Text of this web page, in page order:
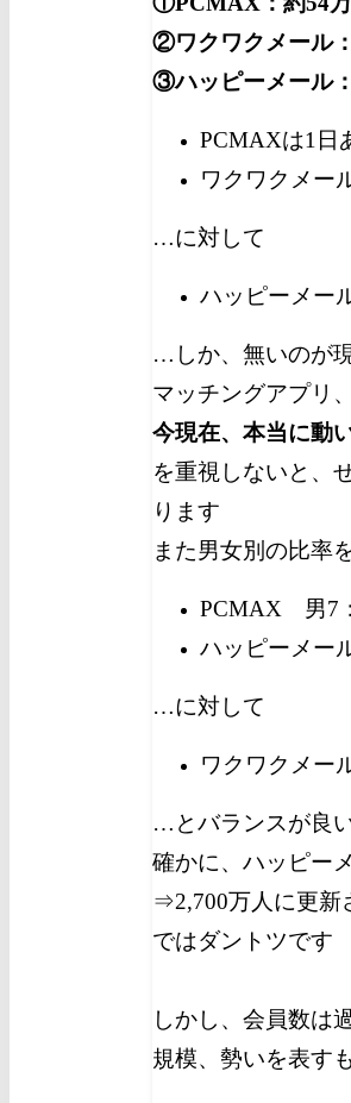
②ワクワクメール
③ハッピーメール
PCMAXは1日
ワクワクメー
…に対して
ハッピーメー
…しか、無いのが
マッチングアプリ
今現在、本当に動
を重視しないと、
ります
また男女別の比率
PCMAX 男7
ハッピーメー
…に対して
ワクワクメ
…とバランスが良
確かに、ハッピー
⇒2,700万人に更新
ではダントツです
しかし、会員数は
規模、勢いを表す